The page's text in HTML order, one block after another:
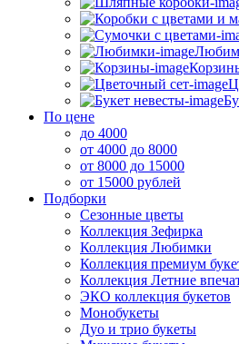
По цене
до 4000
от 4000 до 8000
от 8000 до 15000
от 15000 рублей
Подборки
Сезонные цветы
Коллекция Зефирка
Коллекция Любимки
Коллекция премиум
Коллекция Летние
ЭКО коллекция букетов
Монобукеты
Дуо и трио букеты